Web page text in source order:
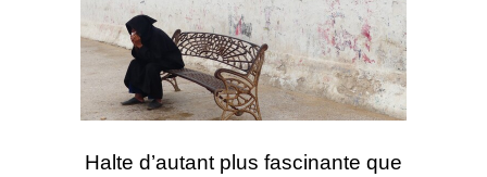
Halte d’autant plus fascinante que